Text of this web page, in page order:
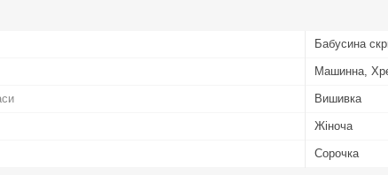
Бабусина
Машинна,
Вишивка
Жіноча
Сорочка